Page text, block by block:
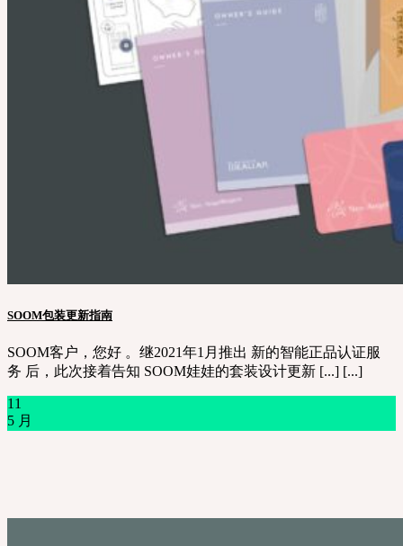
SOOM包装更新指南
SOOM客户，您好 。继2021年1月推出 新的智能正品认证服
务 后，此次接着告知 SOOM娃娃的套装设计更新 [...] [...]
11
5 月